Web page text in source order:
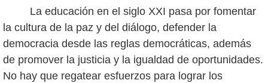
La educación en el siglo XXI pasa por fomentar
la cultura de la paz y del diálogo, defender la
democracia desde las reglas democráticas, además
de promover la justicia y la igualdad de oportunidades.
No hay que regatear esfuerzos para lograr los